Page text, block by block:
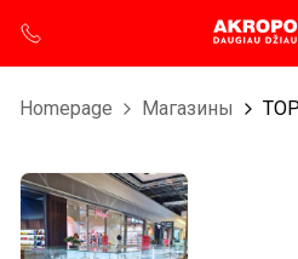
Homepage Магазины